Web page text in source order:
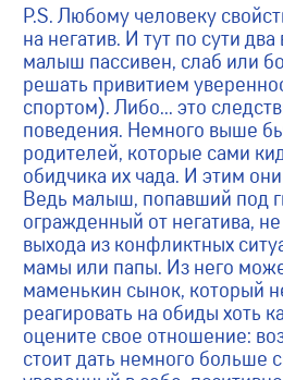
P.S. Любому человеку
на негатив. И тут по сути
малыш пассивен, слаб или
решать привитием
спортом). Либо… это
поведения. Немного выше
родителей, которые сами
обидчика их чада. И этим
Ведь малыш, попавший под
огражденный от негатива,
выхода из конфликтных
мамы или папы. Из него
маменькин сынок, который
реагировать на обиды хоть
оцените свое отношение:
стоит дать немного больше